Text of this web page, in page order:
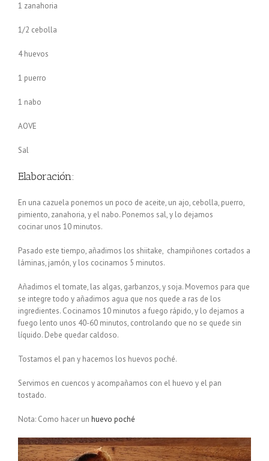
1 zanahoria
1/2 cebolla
4 huevos
1 puerro
1 nabo
AOVE
Sal
Elaboración:
En una cazuela ponemos un poco de aceite, un ajo, cebolla, puerro,
pimiento, zanahoria, y el nabo. Ponemos sal, y lo dejamos
cocinar unos 10 minutos.
Pasado este tiempo, añadimos los shiitake, champiñones cortados a
láminas, jamón, y los cocinamos 5 minutos.
Añadimos el tomate, las algas, garbanzos, y soja. Movemos para que
se integre todo y añadimos agua que nos quede a ras de los
ingredientes. Cocinamos 10 minutos a fuego rápido, y lo dejamos a
fuego lento unos 40-60 minutos, controlando que no se quede sin
líquido. Debe quedar caldoso.
Tostamos el pan y hacemos los huevos poché.
Servimos en cuencos y acompañamos con el huevo y el pan
tostado.
Nota: Como hacer un huevo poché